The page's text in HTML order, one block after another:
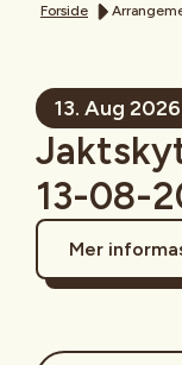
Forside
13. Aug 2026
13-08-
Mer